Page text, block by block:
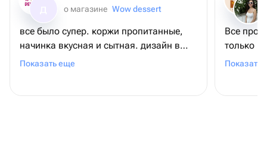
о магазине Wow dessert
все было супер. коржи пропитанные,
начинка вкусная и сытная. дизайн в
жизни очень удивил! гости были
Показать еще
Все
только в
очень
Показать